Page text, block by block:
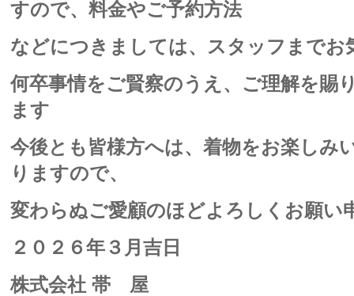
すので、料金やご予約方法
などにつきましては、スタッフまでお
何卒事情をご賢察のうえ、ご理解を賜
ます
今後とも皆様方へは、着物をお楽しみ
りますので、
変わらぬご愛顧のほどよろしくお願い
２０２６年３月吉日
株式会社 帯 屋